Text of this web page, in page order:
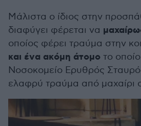
Μάλιστα ο ίδιος στην
διαφύγει φέρεται να
οποίος φέρει τραύμα στην
και ένα ακόμη άτομο το
Νοσοκομείο Ερυθρός
ελαφρύ τραύμα από μαχαίρι